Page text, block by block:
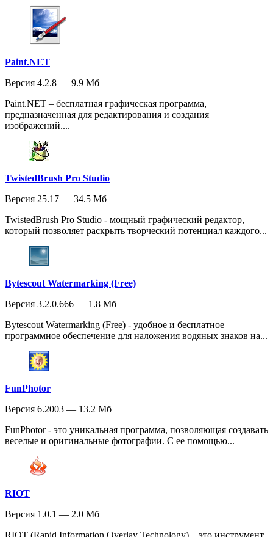
Paint.NET
Версия 4.2.8 — 9.9 Мб
Paint.NET – бесплатная графическая программа,
предназначенная для редактирования и создания
изображений....
TwistedBrush Pro Studio
Версия 25.17 — 34.5 Мб
TwistedBrush Pro Studio - мощный графический редактор,
который позволяет раскрыть творческий потенциал каждого...
Bytescout Watermarking (Free)
Версия 3.2.0.666 — 1.8 Мб
Bytescout Watermarking (Free) - удобное и бесплатное
программное обеспечение для наложения водяных знаков на...
FunPhotor
Версия 6.2003 — 13.2 Мб
FunPhotor - это уникальная программа, позволяющая создавать
веселые и оригинальные фотографии. С ее помощью...
RIOT
Версия 1.0.1 — 2.0 Мб